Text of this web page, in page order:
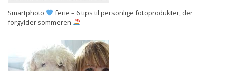
Smartphoto
ferie – 6 tips til personlige fotoprodukter, der
forgylder sommeren